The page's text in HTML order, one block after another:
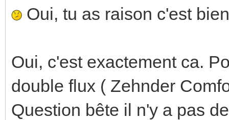
Oui, tu as raison c'est
Oui, c'est exactement ca.
double flux ( Zehnder
Question bête il n'y a pas